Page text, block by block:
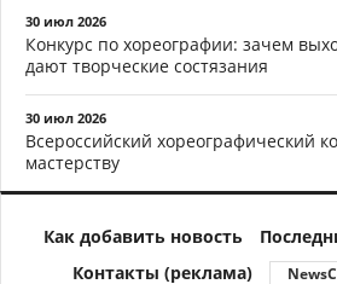
30 июл 2026
Конкурс по хореографии: зачем
дают творческие состязания
30 июл 2026
Всероссийский хореографический
мастерству
Как добавить новость
Контакты (реклама)